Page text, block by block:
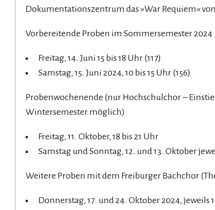
Dokumentationszentrum das »War Requiem«
Vorbereitende Proben im Sommersemester 2024
Freitag, 14. Juni 15 bis 18 Uhr (117)
Samstag, 15. Juni 2024, 10 bis 15 Uhr (156)
Probenwochenende (nur Hochschulchor –
Wintersemester möglich)
Freitag, 11. Oktober, 18 bis 21 Uhr
Samstag und Sonntag, 12. und 13. Oktober
Weitere Proben mit dem Freiburger Bachchor
Donnerstag, 17. und 24. Oktober 2024, jeweils